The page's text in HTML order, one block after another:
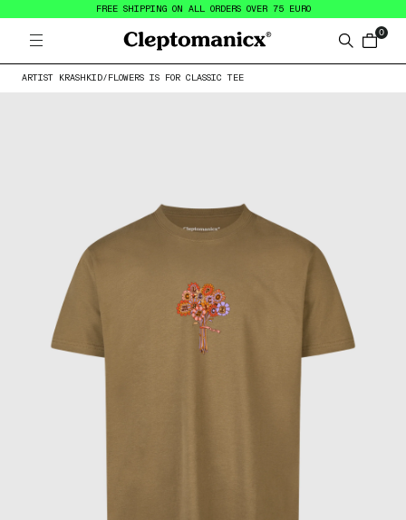
FREE SHIPPING ON ALL ORDERS OVER 75 EURO
Open menu
Cleptomanicx
Search
0
items
ARTIST KRASHKID/ FLOWERS IS FOR CLASSIC TEE